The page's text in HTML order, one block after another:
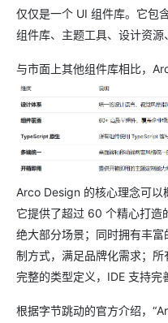
仅仅是一个 UI 组件库。它包
组件库、主题工具、设计资源
与市面上其他组件库相比，
Arco Design 的核心理念可以
它提供了超过 60 个精心打造
绝大部分场景；同时拥有丰
制方式，满足品牌化需求；
完整的类型定义，IDE 支持完
根据字节跳动的官方介绍，